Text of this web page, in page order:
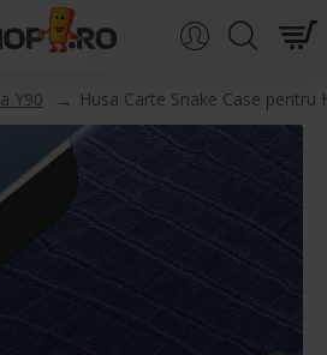
Y90 Husa Carte Snake Case